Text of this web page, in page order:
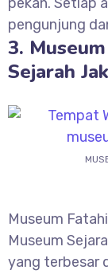
pengunjung
3.
Sejarah
Museum
Museum
yang terbesar